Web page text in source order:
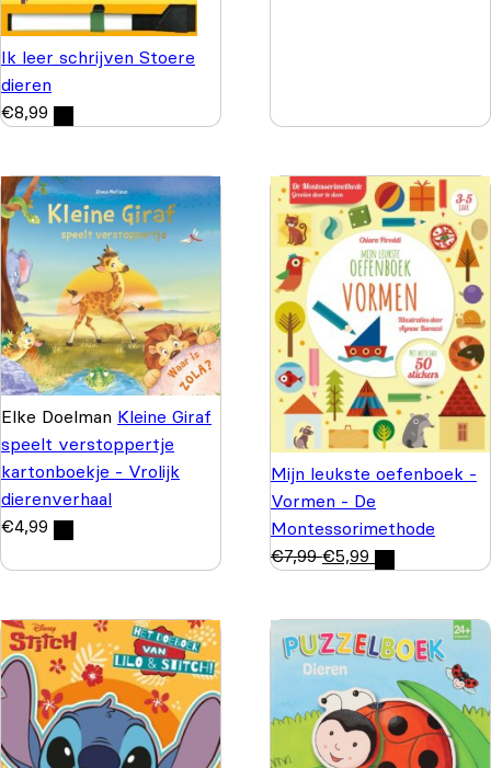
Ik leer schrijven Stoere
dieren
€8,99
Elke Doelman Kleine Giraf
speelt verstoppertje
kartonboekje - Vrolijk
dierenverhaal
€4,99
Mijn leukste oefenboek -
Vormen - De
Montessorimethode
€7,99 €5,99